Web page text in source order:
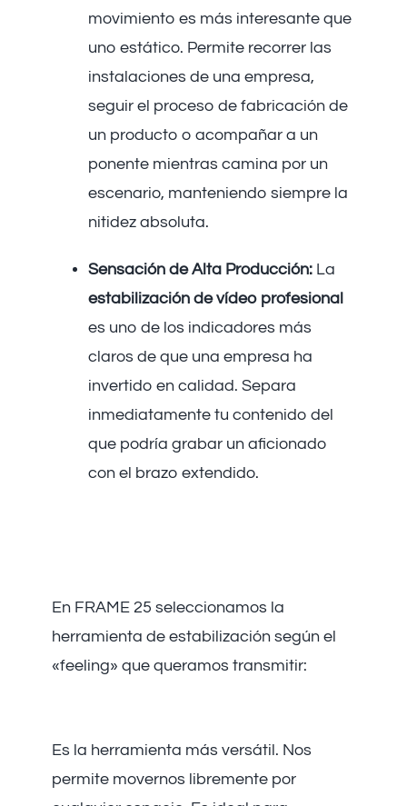
movimiento es más interesante que
uno estático. Permite recorrer las
instalaciones de una empresa,
seguir el proceso de fabricación de
un producto o acompañar a un
ponente mientras camina por un
escenario, manteniendo siempre la
nitidez absoluta.
Sensación de Alta Producción: La
estabilización de vídeo profesional
es uno de los indicadores más
claros de que una empresa ha
invertido en calidad. Separa
inmediatamente tu contenido del
que podría grabar un aficionado
con el brazo extendido.
En FRAME 25 seleccionamos la
herramienta de estabilización según el
«feeling» que queramos transmitir:
Es la herramienta más versátil. Nos
permite movernos libremente por